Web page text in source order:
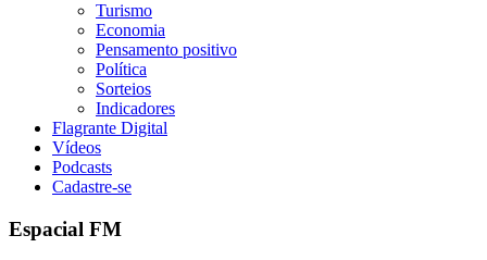
Turismo
Economia
Pensamento positivo
Política
Sorteios
Indicadores
Flagrante Digital
Vídeos
Podcasts
Cadastre-se
Espacial FM